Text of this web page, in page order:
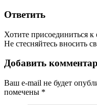
Ответить
Хотите присоединиться
Не стесняйтесь вносить
Добавить
Ваш e-mail не будет
помечены *